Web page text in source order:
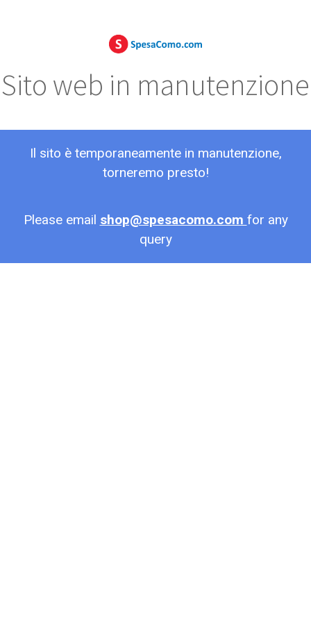
Sito web in manutenzione
Il sito è temporaneamente in manutenzione,
torneremo presto!
Please email shop@spesacomo.com for any
query